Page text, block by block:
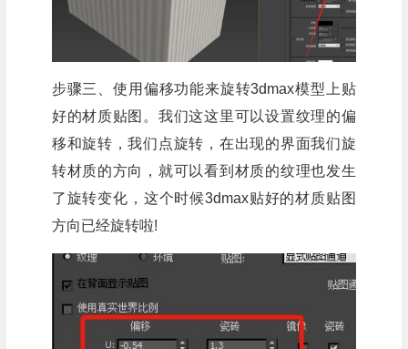
步骤三、使用偏移功能来旋转3dmax模型上贴
好的材质贴图。我们这这里可以设置纹理的偏
移和旋转，我们点旋转，在出现的界面我们旋
转材质的方向，就可以看到材质的纹理也发生
了旋转变化，这个时候3dmax贴好的材质贴图
方向已经旋转啦!